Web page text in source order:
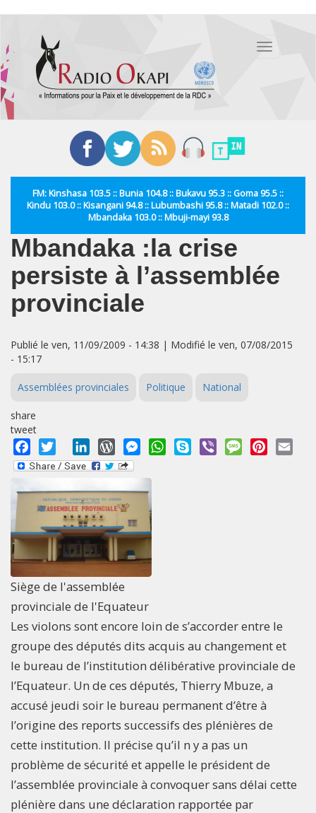
contenu
principal
Toggle
FM: Kinshasa 103.5 :: Bunia 104.8 :: Bukavu 95.3 :: Goma 95.5 ::
Kindu 103.0 :: Kisangani 94.8 :: Lubumbashi 95.8 :: Matadi 102.0 ::
Mbandaka 103.0 :: Mbuji-mayi 93.8
Mbandaka :la crise
persiste à l’assemblée
provinciale
Publié le ven, 11/09/2009 - 14:38 | Modifié le ven, 07/08/2015
- 15:17
Assemblées provinciales Politique National
share
tweet
Facebook
Twitter LinkedInWordPressMessengerWhatsApp
Skype Viber MessagePinterest
Siège de l'assemblée
provinciale de l'Equateur
Les violons sont encore loin de s’accorder entre le
groupe des députés dits acquis au changement et
le bureau de l’institution délibérative provinciale de
l’Equateur. Un de ces députés, Thierry Mbuze, a
accusé jeudi soir le bureau permanent d’être à
l’origine des reports successifs des plénières de
cette institution. Il précise qu’il n y a pas un
problème de sécurité et appelle le président de
l’assemblée provinciale à convoquer sans délai cette
plénière dans une déclaration rapportée par